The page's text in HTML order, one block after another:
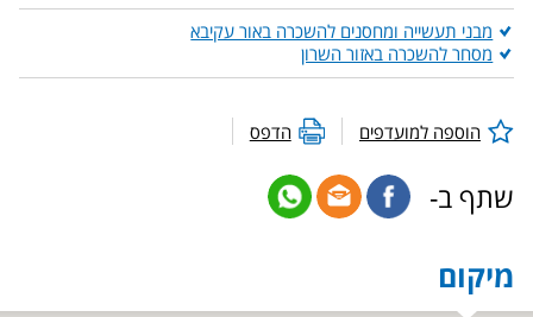
מבני תעשייה ומחסנים להשכרה באור עקיבא
מסחר להשכרה באזור השרון
הוספה למועדפים הדפס
שתף ב-
מיקום